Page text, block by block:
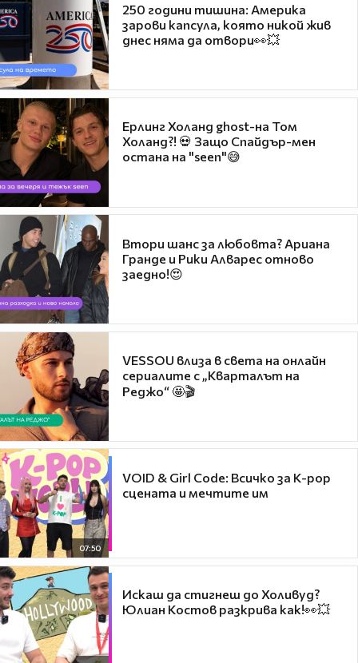
250 години тишина: Америка
зарови капсула, която никой жив
днес няма да отвори👀💥
Ерлинг Холанд ghost-на Том
Холанд?! 💀 Защо Спайдър-мен
остана на "seen"😅
Втори шанс за любовта? Ариана
Гранде и Рики Алварес отново
заедно!😍
VESSOU влиза в света на онлайн
сериалите с „Кварталът на
Реджо“ 🤩🎬
07:50
VOID & Girl Code: Всичко за K-pop
сцената и мечтите им
Искаш да стигнеш до Холивуд?
Юлиан Костов разкрива как!👀💥